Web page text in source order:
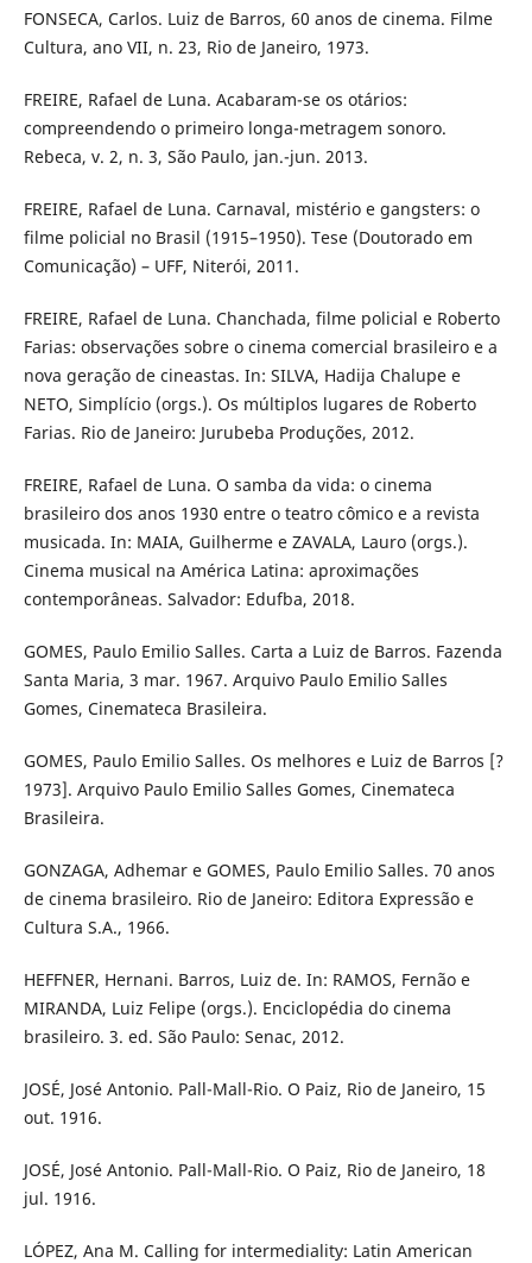
FONSECA, Carlos. Luiz de Barros, 60 anos de cinema. Filme
Cultura, ano VII, n. 23, Rio de Janeiro, 1973.
FREIRE, Rafael de Luna. Acabaram-se os otários:
compreendendo o primeiro longa-metragem sonoro.
Rebeca, v. 2, n. 3, São Paulo, jan.-jun. 2013.
FREIRE, Rafael de Luna. Carnaval, mistério e gangsters: o
filme policial no Brasil (1915–1950). Tese (Doutorado em
Comunicação) – UFF, Niterói, 2011.
FREIRE, Rafael de Luna. Chanchada, filme policial e Roberto
Farias: observações sobre o cinema comercial brasileiro e a
nova geração de cineastas. In: SILVA, Hadija Chalupe e
NETO, Simplício (orgs.). Os múltiplos lugares de Roberto
Farias. Rio de Janeiro: Jurubeba Produções, 2012.
FREIRE, Rafael de Luna. O samba da vida: o cinema
brasileiro dos anos 1930 entre o teatro cômico e a revista
musicada. In: MAIA, Guilherme e ZAVALA, Lauro (orgs.).
Cinema musical na América Latina: aproximações
contemporâneas. Salvador: Edufba, 2018.
GOMES, Paulo Emilio Salles. Carta a Luiz de Barros. Fazenda
Santa Maria, 3 mar. 1967. Arquivo Paulo Emilio Salles
Gomes, Cinemateca Brasileira.
GOMES, Paulo Emilio Salles. Os melhores e Luiz de Barros [?
1973]. Arquivo Paulo Emilio Salles Gomes, Cinemateca
Brasileira.
GONZAGA, Adhemar e GOMES, Paulo Emilio Salles. 70 anos
de cinema brasileiro. Rio de Janeiro: Editora Expressão e
Cultura S.A., 1966.
HEFFNER, Hernani. Barros, Luiz de. In: RAMOS, Fernão e
MIRANDA, Luiz Felipe (orgs.). Enciclopédia do cinema
brasileiro. 3. ed. São Paulo: Senac, 2012.
JOSÉ, José Antonio. Pall-Mall-Rio. O Paiz, Rio de Janeiro, 15
out. 1916.
JOSÉ, José Antonio. Pall-Mall-Rio. O Paiz, Rio de Janeiro, 18
jul. 1916.
LÓPEZ, Ana M. Calling for intermediality: Latin American